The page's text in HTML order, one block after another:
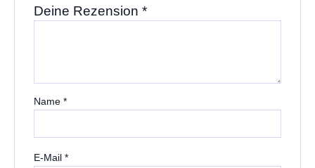
Deine Rezension *
Name *
E-Mail *